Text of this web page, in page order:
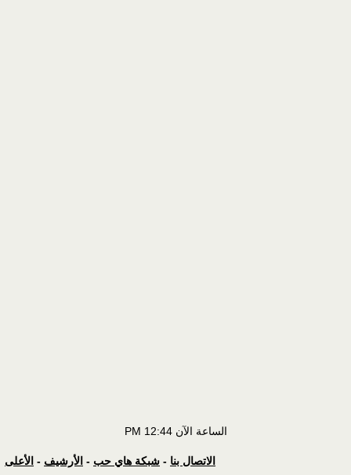
الساعة الآن12:44 PM
الاتصال بنا - شبكة هاي حب - الأرشيف - الأعلى